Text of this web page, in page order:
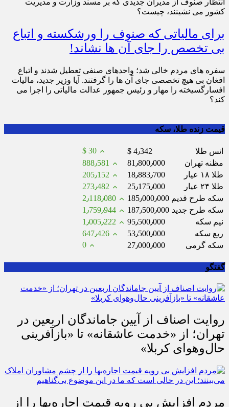
کشور می نشینند، چیست؟
برای مالیاتی که صنوف را ورشکسته و اتباع
بی تخصص را جای آن ها نشاند!
سفره های مردم خالی شد؛ واحدهای صنفی تعطیل شدند و اتباع
افغان بی هیچ تخصصی جای آن ها را گرفتند. آیا وزیر جدید، مالیات
افسارگسیخته را مهار و رئیس جمهور عدالت مالیاتی را اجرا می
کند؟
قیمت زنده طلا، سکه
انس طلا $ 4٫342
$ 30
مظنه تهران
81٫800٫000
888٫581
طلا ۱۸ عیار
18٫883٫700
205٫152
طلا ۲۴ عیار
25٫175٫000
273٫482
سکه طرح قدیم 185٫000٫000
2٫118٫080
سکه طرح جدید 187٫500٫000
1٫759٫944
نیم سکه
95٫500٫000
1٫005٫222
ربع سکه
53٫500٫000
647٫426
سکه گرمی
27٫000٫000 0
گفتگو
روایت اصناف از آیین جاماندگان اربعین در
تهران؛ از «خدمت عاشقانه» تا «بازآفرینی
حال‌وهوای کربلا»
مردم افزایش بی رویه قیمت اجاره‌بها را از